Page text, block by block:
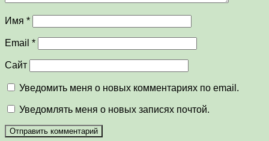
Имя *
Email *
Сайт
Уведомить меня о новых комментариях по email.
Уведомлять меня о новых записях почтой.